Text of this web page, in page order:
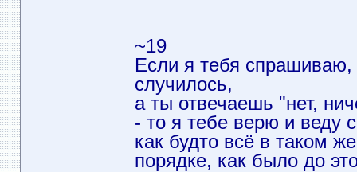
~19
Если я тебя спрашиваю,
случилось,
а ты отвечаешь "нет,
- то я тебе верю и веду
как будто всё в таком же
порядке, как было до